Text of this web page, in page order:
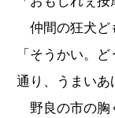
仲間の狂犬ど
「そうかい。
通り、うまいあ
野良の市の胸